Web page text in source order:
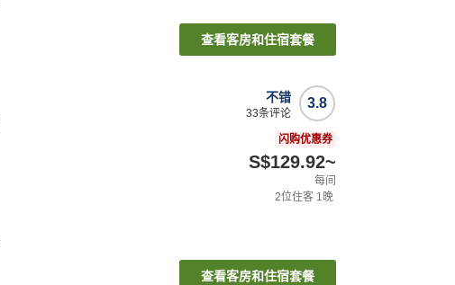
查看客房和住宿套餐
3.8
不错
33条评论
闪购优惠券
S$129.92~
每间
2位住客 1晚
查看客房和住宿套餐